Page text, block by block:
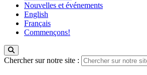
Nouvelles et événements
English
Français
Commençons!
Chercher sur notre site :